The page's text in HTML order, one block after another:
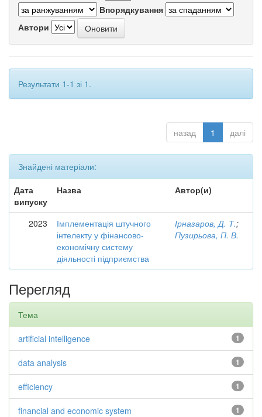
Впорядкування
Автори
Результати 1-1 зі 1.
назад 1 далі
Знайдені матеріали:
Дата
випуску
Назва Автор(и)
2023
Імплементація штучного
інтелекту у фінансово-
економічну систему
діяльності підприємства
Ірназаров, Д. Т.;
Пузирьова, П. В.
Перегляд
Тема
1
artificial intelligence
1
data analysis
1
efficiency
1
financial and economic system